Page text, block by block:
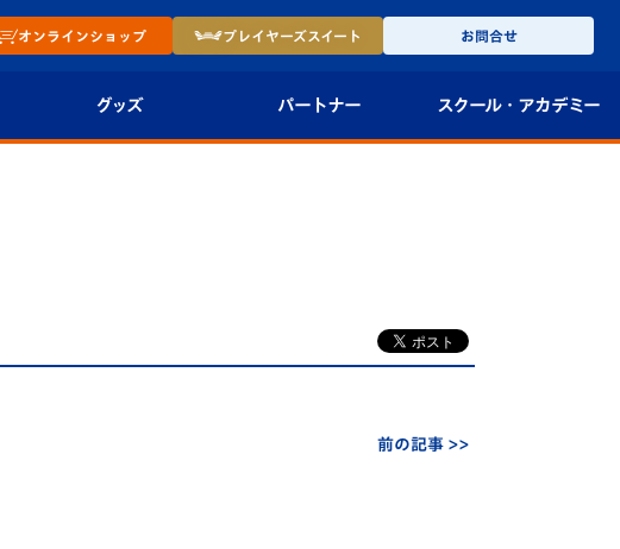
オンラインショップ プレイヤーズスイート お問合せ
グッズ パートナー スクール・ アカデミー
U-12
前の記事 >>